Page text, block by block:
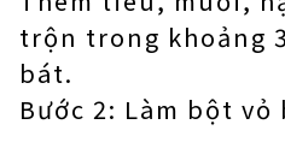
trộn trong khoảng
bát.
Bước 2: Làm bột vỏ